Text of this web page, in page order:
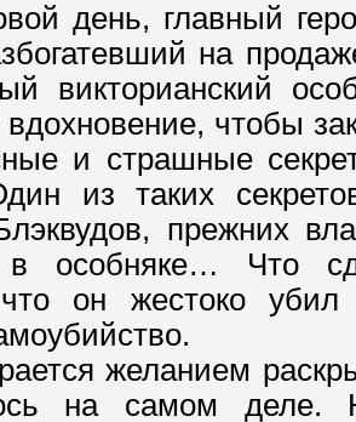
день, главный
на
викторианский
чтобы
и страшные
из таких
прежних
в особняке… Что
он жестоко
желанием
на самом деле.